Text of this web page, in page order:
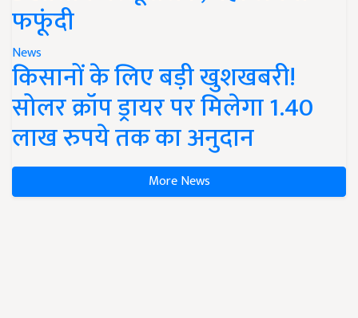
फफूंदी
News
किसानों के लिए बड़ी खुशखबरी!
सोलर क्रॉप ड्रायर पर मिलेगा 1.40
लाख रुपये तक का अनुदान
More News